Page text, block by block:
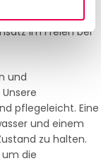
als auch
im Freien bei
und
Unsere
pflegeleicht. Eine
und einem
zu halten.
um die